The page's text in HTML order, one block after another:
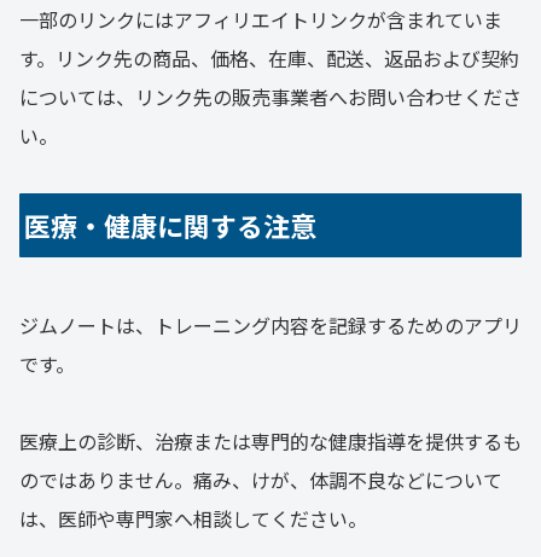
一部のリンクにはアフィリエイトリンクが含まれていま
す。リンク先の商品、価格、在庫、配送、返品および契約
については、リンク先の販売事業者へお問い合わせくださ
い。
医療・健康に関する注意
ジムノートは、トレーニング内容を記録するためのアプリ
です。
医療上の診断、治療または専門的な健康指導を提供するも
のではありません。痛み、けが、体調不良などについて
は、医師や専門家へ相談してください。